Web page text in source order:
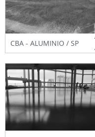
CBA - ALUMINIO / SP